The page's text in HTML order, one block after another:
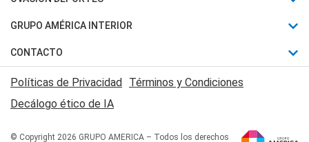
Judiciales
Economia
Motores
Trucos caseros
Series y Películas
Edictos y Solicitadas
Fútbol
Mundial
Automovilismo
Rugby
Básquet
GRUPO AMÉRICA INTERIOR
Canal 7 en Vivo
CONTACTO
Acerca de Nosotros
Contactanos
Políticas de Privacidad Términos y Condiciones
Decálogo ético de IA
© Copyright 2026 GRUPO AMERICA – Todos los derechos